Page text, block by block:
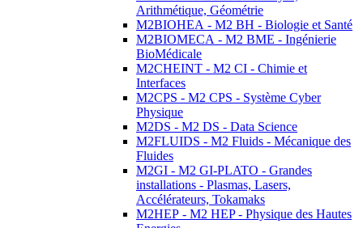
Arithmétique, Géométrie
M2BIOHEA - M2 BH - Biologie et Santé
M2BIOMECA - M2 BME - Ingénierie
BioMédicale
M2CHEINT - M2 CI - Chimie et
Interfaces
M2CPS - M2 CPS - Système Cyber
Physique
M2DS - M2 DS - Data Science
M2FLUIDS - M2 Fluids - Mécanique des
Fluides
M2GI - M2 GI-PLATO - Grandes
installations - Plasmas, Lasers,
Accélérateurs, Tokamaks
M2HEP - M2 HEP - Physique des Hautes